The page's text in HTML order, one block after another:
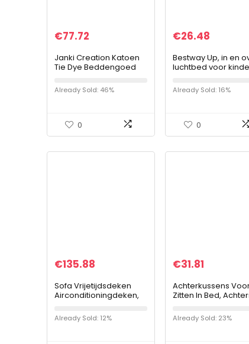
€77.72
Janki Creation Katoen
Tie Dye Beddengoed
Handgemaakte
Koningin Kantha Quilts
Already Sold: 46%
0
€26.48
Bestway Up, in en
luchtbed voor
x 62 cm
Already Sold: 16%
0
€135.88
Sofa Vrijetijdsdeken
Airconditioningdeken,
woondecoratiedeken,
130X160cm
Already Sold: 12%
€31.81
Achterkussens
Zitten In Bed,
Leeskussen Voor
Volwassenen Voor
Already Sold: 23%